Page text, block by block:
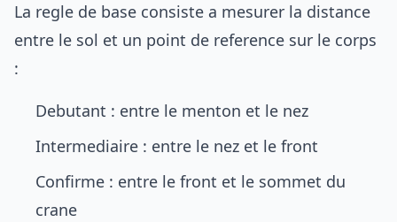
La regle de base consiste a mesurer la distance
entre le sol et un point de reference sur le corps
:
Debutant : entre le menton et le nez
Intermediaire : entre le nez et le front
Confirme : entre le front et le sommet du
crane